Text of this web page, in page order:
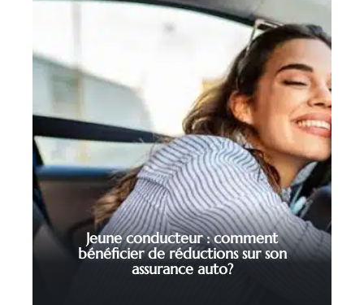
Jeune conducteur : comment
bénéficier de réductions sur son
assurance auto?